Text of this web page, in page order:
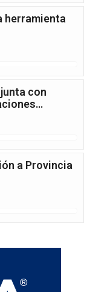
herramienta
con
a Provincia